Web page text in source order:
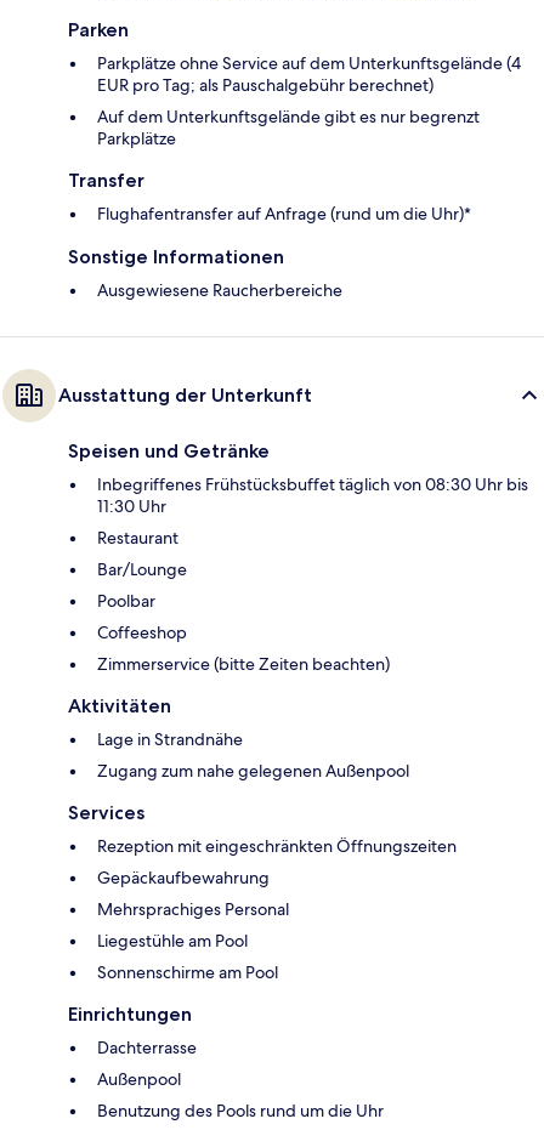
Parken
Parkplätze ohne Service auf dem Unterkunftsgelände (4
EUR pro Tag; als Pauschalgebühr berechnet)
Auf dem Unterkunftsgelände gibt es nur begrenzt
Parkplätze
Transfer
Flughafentransfer auf Anfrage (rund um die Uhr)*
Sonstige Informationen
Ausgewiesene Raucherbereiche
Ausstattung der Unterkunft
Speisen und Getränke
Inbegriffenes Frühstücksbuffet täglich von 08:30 Uhr bis
11:30 Uhr
Restaurant
Bar/Lounge
Poolbar
Coffeeshop
Zimmerservice (bitte Zeiten beachten)
Aktivitäten
Lage in Strandnähe
Zugang zum nahe gelegenen Außenpool
Services
Rezeption mit eingeschränkten Öffnungszeiten
Gepäckaufbewahrung
Mehrsprachiges Personal
Liegestühle am Pool
Sonnenschirme am Pool
Einrichtungen
Dachterrasse
Außenpool
Benutzung des Pools rund um die Uhr